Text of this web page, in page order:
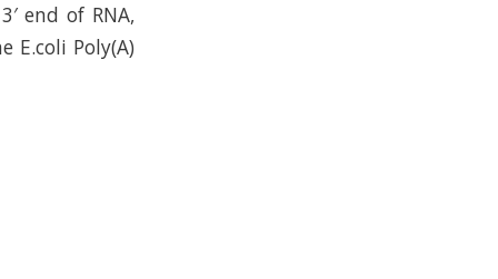
end of RNA,
E.coli Poly(A)